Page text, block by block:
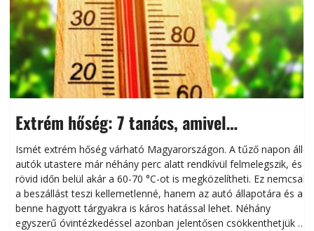
Extrém hőség: 7 tanács, amivel
megóvhatjuk autónkat a nyári károktól
Ismét extrém hőség várható Magyarországon. A tűző napon álló
autók utastere már néhány perc alatt rendkívül felmelegszik, és
rövid időn belül akár a 60-70 °C-ot is megközelítheti. Ez nemcsak
a beszállást teszi kellemetlenné, hanem az autó állapotára és a
benne hagyott tárgyakra is káros hatással lehet. Néhány
egyszerű óvintézkedéssel azonban jelentősen csökkenthetjük a